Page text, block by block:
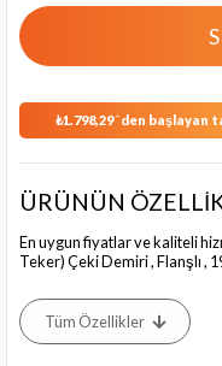
₺1.798,29`den başlayan
ÜRÜNÜN
En uygun fiyatlar ve kaliteli
Teker) Çeki Demiri , Flanşlı ,
Tüm Özellikler